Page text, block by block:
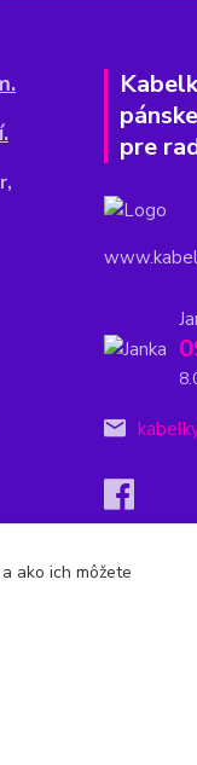
pre
ako ich môžete